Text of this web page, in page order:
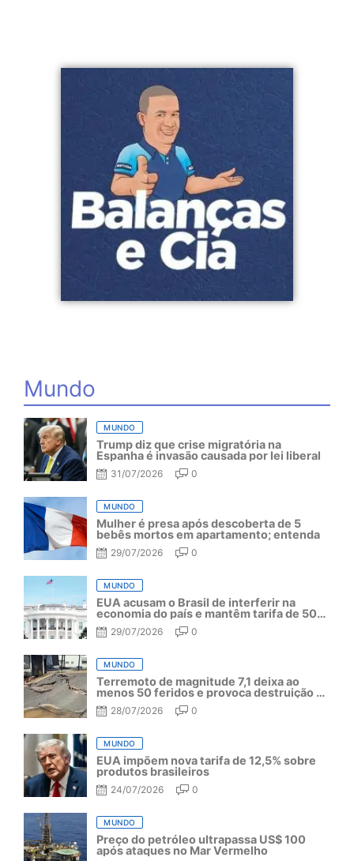
Mundo
MUNDO
Trump diz que crise migratória na
Espanha é invasão causada por lei liberal
31/07/2026 0
MUNDO
Mulher é presa após descoberta de 5
bebês mortos em apartamento; entenda
29/07/2026 0
MUNDO
EUA acusam o Brasil de interferir na
economia do país e mantêm tarifa de 50%
por mais um ano
29/07/2026 0
MUNDO
Terremoto de magnitude 7,1 deixa ao
menos 50 feridos e provoca destruição no
Japão
28/07/2026 0
MUNDO
EUA impõem nova tarifa de 12,5% sobre
produtos brasileiros
24/07/2026 0
MUNDO
Preço do petróleo ultrapassa US$ 100
após ataques no Mar Vermelho